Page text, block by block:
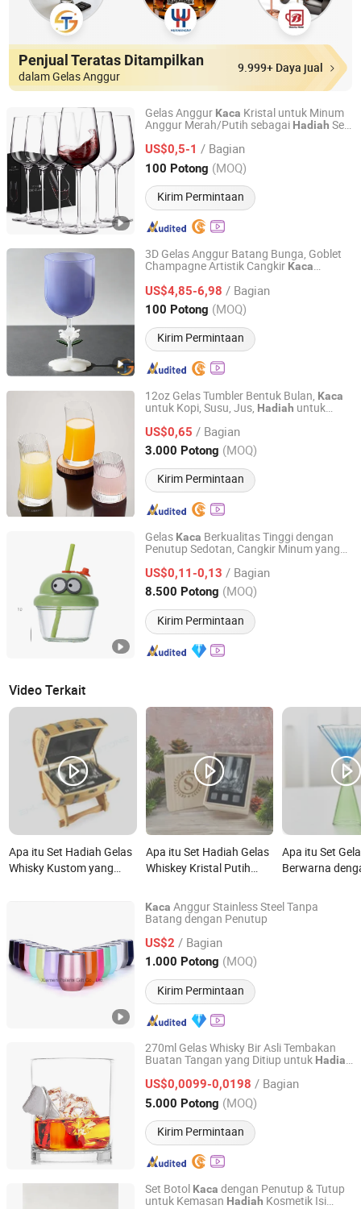
Penjual Teratas Ditampilkan
dalam Gelas Anggur
9.999+ Daya jual
Gelas Anggur Kaca Kristal untuk Minum
Anggur Merah/Putih sebagai Hadiah Set
US$0,5-1 / Bagian
100 Potong (MOQ)
Kirim Permintaan
KKS Enterprises Co., Ltd. Hangzhou
Zhejiang, China Harga mulai 2012
3D Gelas Anggur Batang Bunga, Goblet
Champagne Artistik Cangkir Kaca
untuk Jus Air Dekorasi Rumah
Glas
US$4,85-6,98 / Bagian
100 Potong (MOQ)
Kirim Permintaan
Suzhou Tongrang Gift Co., Ltd.
Jiangsu, China Harga mulai 2026
12oz Gelas Tumbler Bentuk Bulan, Kaca
untuk Kopi, Susu, Jus, Hadiah untuk
US$0,65 / Bagian
3.000 Potong (MOQ)
Kirim Permintaan
Qingdao Simpassic Import and Export Co., Ltd.
Shandong, China Harga mulai 2013
Gelas Kaca Berkualitas Tinggi dengan
Penutup Sedotan, Cangkir Minum yang
Kopi, Air, AksesoriHadiah
US$0,11-0,13 / Bagian
8.500 Potong (MOQ)
Kirim Permintaan
GOOD SELLER CO., LTD.
Zhejiang, China Harga mulai 2010
Video Terkait
Apa itu Set Hadiah Gelas
Whisky Kustom yang
Apa itu Set Hadiah Gelas
Whiskey Kristal Putih
Batu yang Berputar
Apa itu Set
Berwarna
untuk Hadiah
Pernikahan
Kaca Anggur Stainless Steel Tanpa
Batang dengan Penutup
US$2 / Bagian
1.000 Potong (MOQ)
Kirim Permintaan
Xiamen Polaris Innovate Co., Ltd.
Fujian, China Harga mulai 2015
270ml Gelas Whisky Bir Asli Tembakan
Buatan Tangan yang Ditiup untuk Hadiah
US$0,0099-0,0198 / Bagian
5.000 Potong (MOQ)
Kirim Permintaan
Shandong Tongshuo Packaging Products Co., Ltd.
Shandong, China Harga mulai 2026
Set Botol Kaca dengan Penutup & Tutup
untuk Kemasan Hadiah Kosmetik Isi